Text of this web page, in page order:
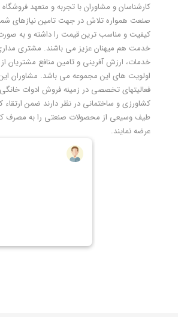
کارشناسان و مشاوران با تجربه و متعهد فروشگاه
صنعت همواره تلاش در جهت تامین نیازهای شما
کیفیت و مناسب ترین قیمت را داشته و به
خدمت هم میهنان عزیز می باشند. مشتری
خدمات، ارزش آفرینی و تامین منافع مشتریان از
اولویت های این مجموعه می باشد. مشاوران
فعالیتهای تخصصی در زمینه فروش ادوات
کشاورزی و ساختمانی در نظر دارند ضمن
طیف وسیعی از محصولات صنعتی را به مصرف
عرضه نمایند.